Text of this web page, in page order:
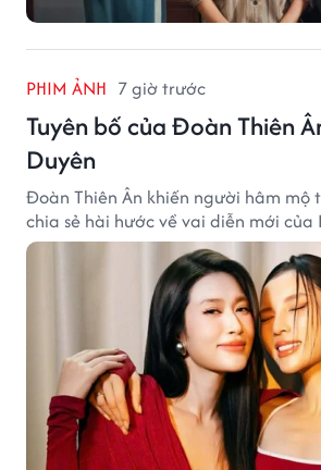
PHIM ẢNH 7 giờ trước
Tuyên bố của Đoàn Thiên
Duyên
Đoàn Thiên Ân khiến người hâm mộ
chia sẻ hài hước về vai diễn mới của